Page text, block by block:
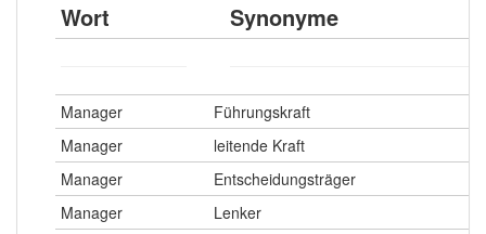
Wort Synonyme
Manager
Führungskraft
Manager
leitende Kraft
Manager
Entscheidungsträger
Manager
Lenker